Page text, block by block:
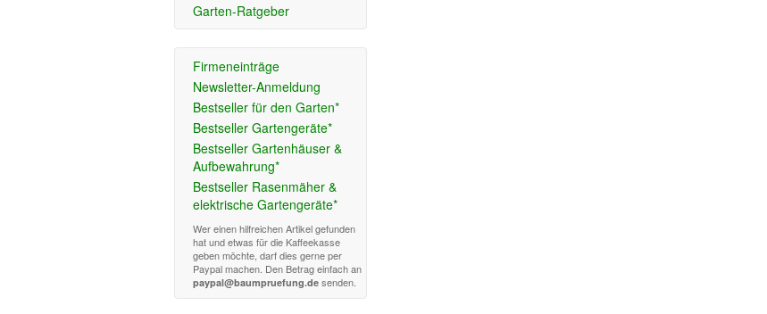
Garten-Ratgeber
Firmeneinträge
Newsletter-Anmeldung
Bestseller für den Garten*
Bestseller Gartengeräte*
Bestseller Gartenhäuser &
Aufbewahrung*
Bestseller Rasenmäher &
elektrische Gartengeräte*
Wer einen hilfreichen Artikel gefunden
hat und etwas für die Kaffeekasse
geben möchte, darf dies gerne per
Paypal machen. Den Betrag einfach an
paypal@baumpruefung.de senden.